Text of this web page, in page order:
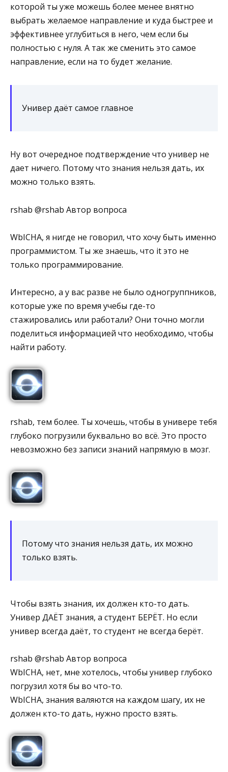
которой ты уже можешь более менее внятно
выбрать желаемое направление и куда быстрее и
эффективнее углубиться в него, чем если бы
полностью с нуля. А так же сменить это самое
направление, если на то будет желание.
Универ даёт самое главное
Ну вот очередное подтверждение что универ не
дает ничего. Потому что знания нельзя дать, их
можно только взять.
rshab @rshab Автор вопроса
WbICHA, я нигде не говорил, что хочу быть именно
программистом. Ты же знаешь, что it это не
только программирование.
Интересно, а у вас разве не было одногруппников,
которые уже по время учебы где-то
стажировались или работали? Они точно могли
поделиться информацией что необходимо, чтобы
найти работу.
rshab, тем более. Ты хочешь, чтобы в универе тебя
глубоко погрузили буквально во всё. Это просто
невозможно без записи знаний напрямую в мозг.
Потому что знания нельзя дать, их можно
только взять.
Чтобы взять знания, их должен кто-то дать.
Универ ДАЁТ знания, а студент БЕРЁТ. Но если
универ всегда даёт, то студент не всегда берёт.
rshab @rshab Автор вопроса
WbICHA, нет, мне хотелось, чтобы универ глубоко
погрузил хотя бы во что-то.
WbICHA, знания валяются на каждом шагу, их не
должен кто-то дать, нужно просто взять.